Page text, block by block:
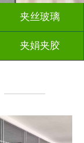
夹丝玻璃
夹娟夹胶